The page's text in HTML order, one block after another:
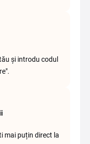
și introdu codul
mai puțin direct la